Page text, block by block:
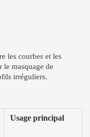
les courbes et les
le masquage de
irréguliers.
Usage principal